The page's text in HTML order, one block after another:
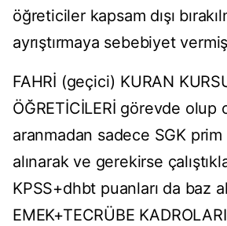
öğreticiler kapsam dışı
ayrıştırmaya sebebiyet
FAHRİ (geçici) KURAN
ÖĞRETİCİLERİ görevde olup
aranmadan sadece SGK
alınarak ve gerekirse
KPSS+dhbt puanları da baz
EMEK+TECRÜBE